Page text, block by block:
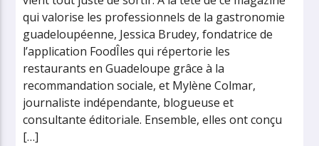
qui valorise les professionnels de la gastronomie
guadeloupéenne, Jessica Brudey, fondatrice de
l’application FoodÎles qui répertorie les
restaurants en Guadeloupe grâce à la
recommandation sociale, et Mylène Colmar,
journaliste indépendante, blogueuse et
consultante éditoriale. Ensemble, elles ont conçu
[…]